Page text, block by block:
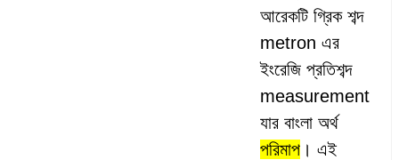
আরেকটি গ্রিক শব্দ
metron এর
ইংরেজি প্রতিশব্দ
measurement
যার বাংলা অর্থ
পরিমাপ । এই